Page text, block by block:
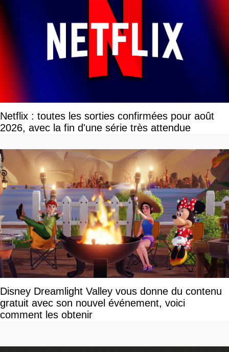
Netflix : toutes les sorties confirmées pour août
2026, avec la fin d'une série très attendue
Disney Dreamlight Valley vous donne du contenu
gratuit avec son nouvel événement, voici
comment les obtenir